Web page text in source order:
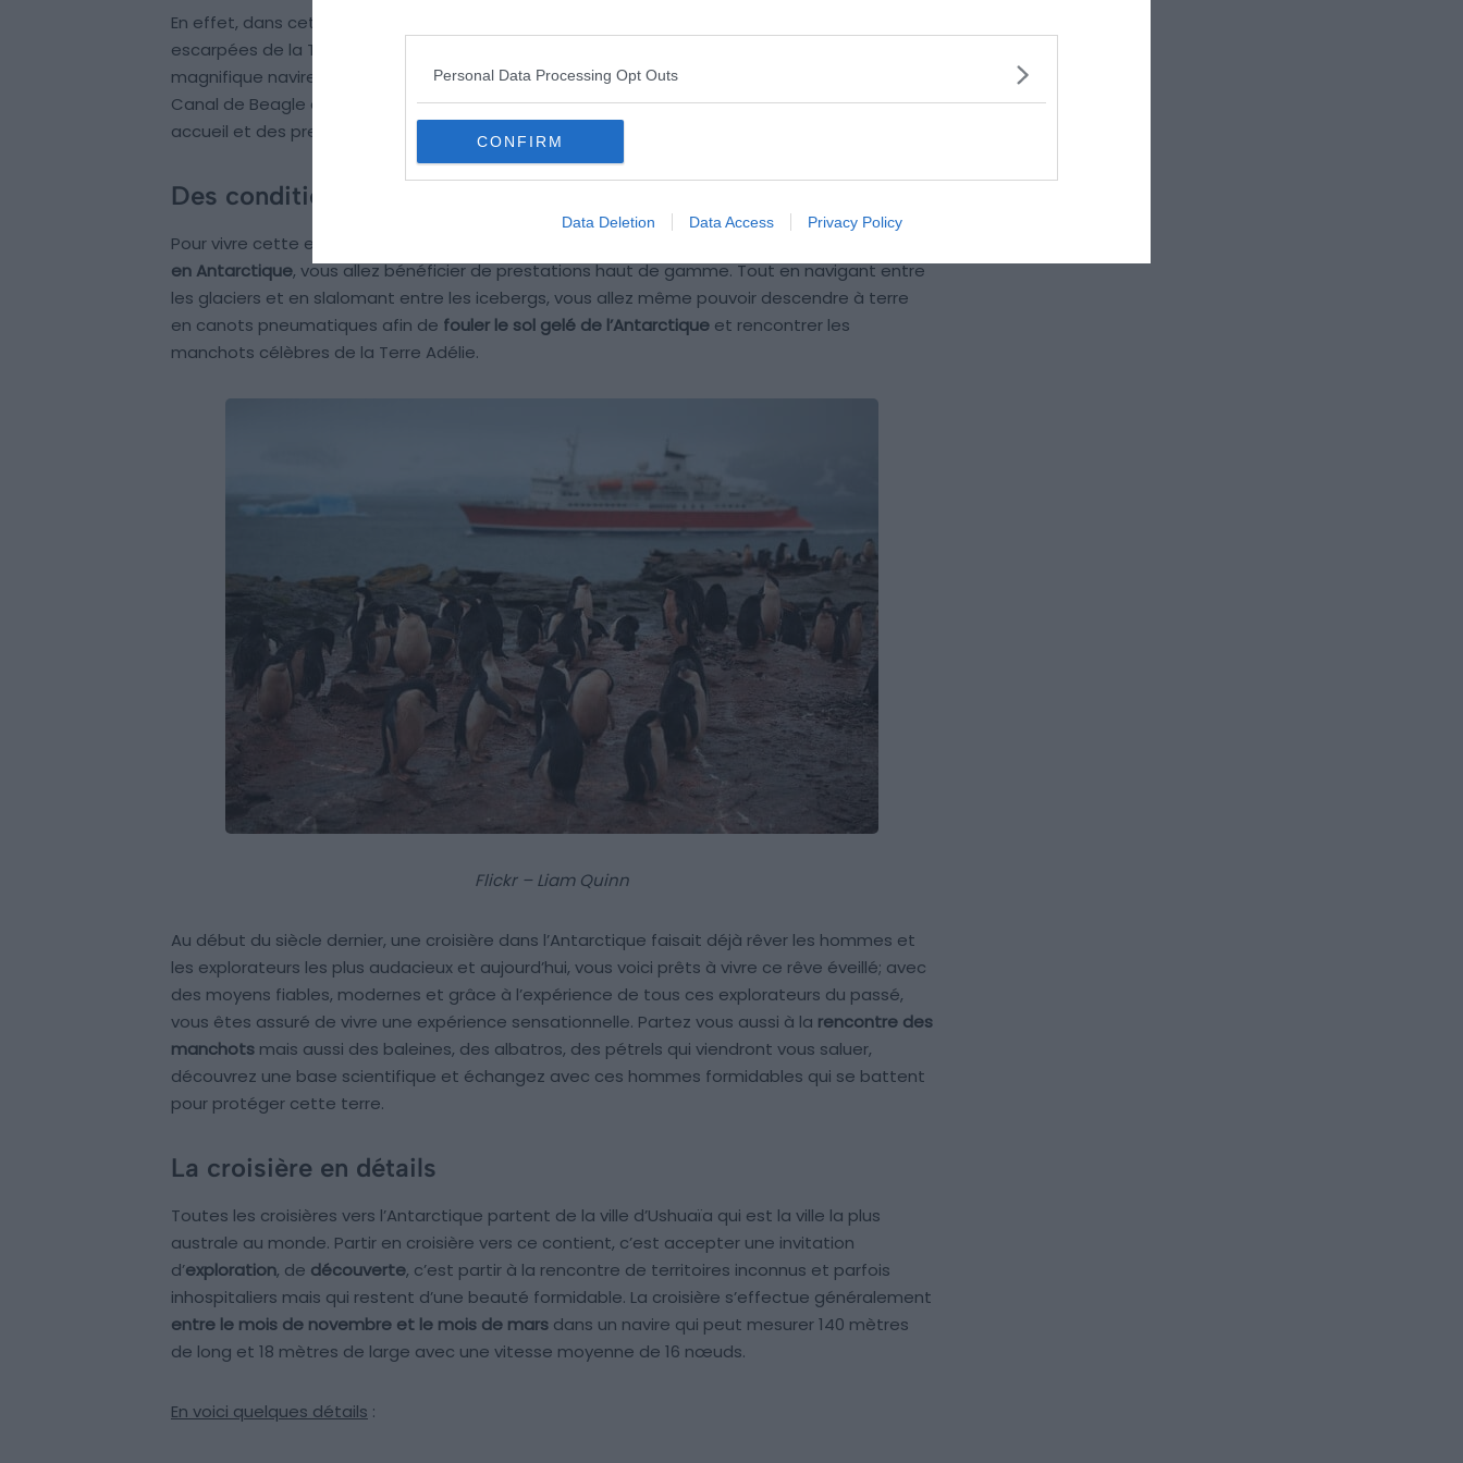
Personal Data Processing Opt Outs
CONFIRM
Data Deletion Data Access Privacy Policy
En effet, dans cette ville qui est la plus au sud du monde et qui se situe entre les montagnes
escarpées de la Terre de Feu et le Canal de Beagle, vous allez pouvoir monter à bord d’un
magnifique navire. Une fois installé dans votre cabine, vous naviguerez le long du célèbre
Canal de Beagle et de Mackinlay Pass. En montant à bord, vous êtes assuré de recevoir un
accueil et des prestations 5 étoiles.
Des conditions exceptionnelles
Pour vivre cette expérience unique et ce voyage tout à fait hors du commun durant
en Antarctique, vous allez bénéficier de prestations haut de gamme. Tout en navigant entre
les glaciers et en slalomant entre les icebergs, vous allez même pouvoir descendre à terre
en canots pneumatiques afin de fouler le sol gelé de l’Antarctique et rencontrer les
manchots célèbres de la Terre Adélie.
Flickr – Liam Quinn
Au début du siècle dernier, une croisière dans l’Antarctique faisait déjà rêver les hommes et
les explorateurs les plus audacieux et aujourd’hui, vous voici prêts à vivre ce rêve éveillé; avec
des moyens fiables, modernes et grâce à l’expérience de tous ces explorateurs du passé,
vous êtes assuré de vivre une expérience sensationnelle. Partez vous aussi à la rencontre des
manchots mais aussi des baleines, des albatros, des pétrels qui viendront vous saluer,
découvrez une base scientifique et échangez avec ces hommes formidables qui se battent
pour protéger cette terre.
La croisière en détails
Toutes les croisières vers l’Antarctique partent de la ville d’Ushuaïa qui est la ville la plus
australe au monde. Partir en croisière vers ce contient, c’est accepter une invitation
d’exploration, de découverte, c’est partir à la rencontre de territoires inconnus et parfois
inhospitaliers mais qui restent d’une beauté formidable. La croisière s’effectue généralement
entre le mois de novembre et le mois de mars dans un navire qui peut mesurer 140 mètres
de long et 18 mètres de large avec une vitesse moyenne de 16 nœuds.
En voici quelques détails :